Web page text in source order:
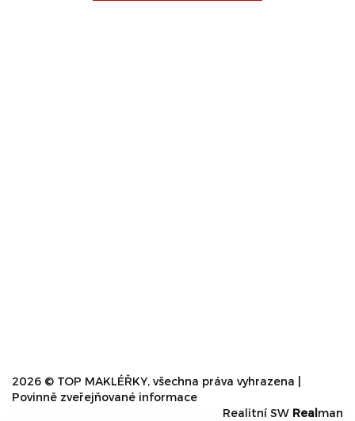
2026 © TOP MAKLÉŘKY, všechna práva vyhrazena |
Povinně zveřejňované informace
Realitní SW Realman